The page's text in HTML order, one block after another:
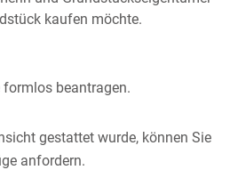
kaufen möchte.
beantragen.
gestattet wurde, können Sie
anfordern.